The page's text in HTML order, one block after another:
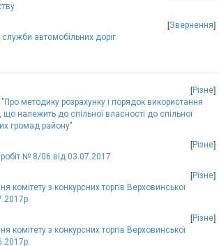
[Звернення]
автомобільних доріг
[Різне]
методику розрахунку і порядок використання
належить до спільної власності до спільної
громад району"
[Різне]
№ 8/06 від 03.07.2017
[Різне]
з конкурсних торгів Верховинської
[Різне]
з конкурсних торгів Верховинської